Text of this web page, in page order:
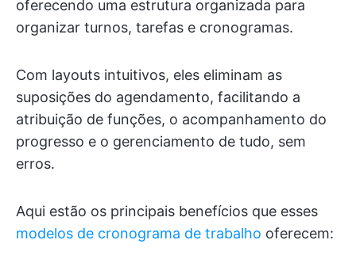
oferecendo uma estrutura organizada para
organizar turnos, tarefas e cronogramas.
Com layouts intuitivos, eles eliminam as
suposições do agendamento, facilitando a
atribuição de funções, o acompanhamento do
progresso e o gerenciamento de tudo, sem
erros.
Aqui estão os principais benefícios que esses
modelos de cronograma de trabalho oferecem: